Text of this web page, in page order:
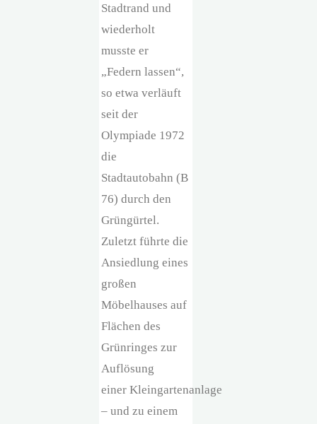
Stadtrand und
wiederholt
musste er
„Federn lassen“,
so etwa verläuft
seit der
Olympiade 1972
die
Stadtautobahn (B
76) durch den
Grüngürtel.
Zuletzt führte die
Ansiedlung eines
großen
Möbelhauses auf
Flächen des
Grünringes zur
Auflösung
einer Kleingartenanlage
– und zu einem